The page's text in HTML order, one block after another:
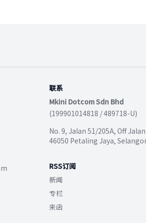
联系
Mkini Dotcom Sdn Bhd
(199901014818 / 489718-U)
No. 9, Jalan 51/205A, Off
46050 Petaling Jaya,
RSS订阅
新闻
专栏
来函